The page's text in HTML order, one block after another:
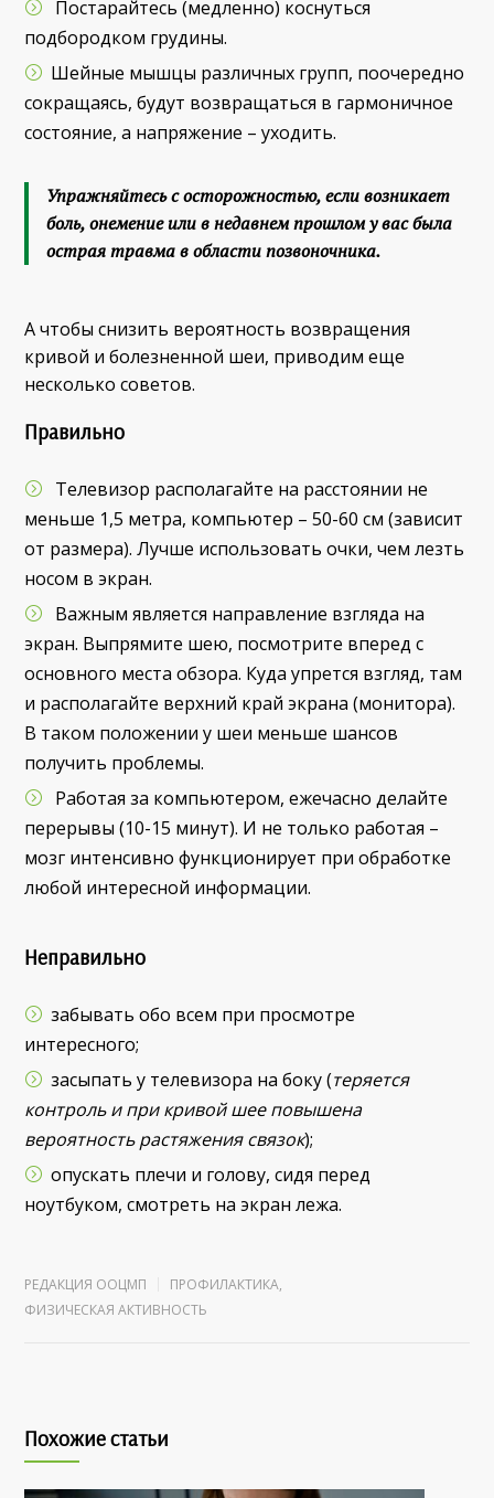
Постарайтесь (медленно) коснуться
подбородком грудины.
Шейные мышцы различных групп, поочередно
сокращаясь, будут возвращаться в гармоничное
состояние, а напряжение – уходить.
Упражняйтесь с осторожностью, если возникает
боль, онемение или в недавнем прошлом у вас была
острая травма в области позвоночника.
А чтобы снизить вероятность возвращения
кривой и болезненной шеи, приводим еще
несколько советов.
Правильно
Телевизор располагайте на расстоянии не
меньше 1,5 метра, компьютер – 50-60 см (зависит
от размера). Лучше использовать очки, чем лезть
носом в экран.
Важным является направление взгляда на
экран. Выпрямите шею, посмотрите вперед с
основного места обзора. Куда упрется взгляд, там
и располагайте верхний край экрана (монитора).
В таком положении у шеи меньше шансов
получить проблемы.
Работая за компьютером, ежечасно делайте
перерывы (10-15 минут). И не только работая –
мозг интенсивно функционирует при обработке
любой интересной информации.
Неправильно
забывать обо всем при просмотре
интересного;
засыпать у телевизора на боку (теряется
контроль и при кривой шее повышена
вероятность растяжения связок);
опускать плечи и голову, сидя перед
ноутбуком, смотреть на экран лежа.
РЕДАКЦИЯ ООЦМП ПРОФИЛАКТИКА,
ФИЗИЧЕСКАЯ АКТИВНОСТЬ
Похожие статьи